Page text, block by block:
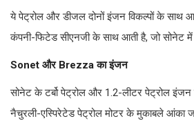
ये पेट्रोल और डीजल दोनों इंजन विकल्पों के साथ
कंपनी-फिटेड सीएनजी के साथ आती है, जो सोनेट में
Sonet और Brezza का इंजन
सोनेट के टर्बो पेट्रोल और 1.2-लीटर पेट्रोल
नैचुरली-एस्पिरेटेड पेट्रोल मोटर के मुकाबले आंका